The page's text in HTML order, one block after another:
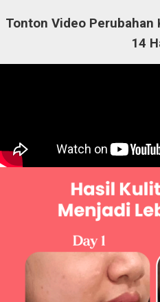
Tonton Video Perubahan
14